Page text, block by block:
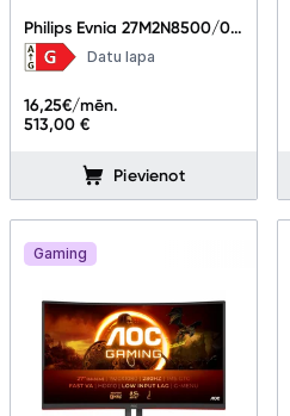
Philips Evnia 27M2N8500/00
26.5"
Datu lapa
513,00 €
16,25€/mēn.
Pievienot
Gaming